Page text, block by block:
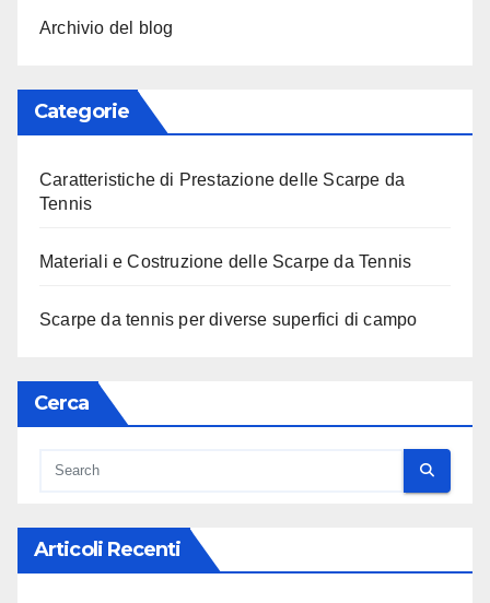
Archivio del blog
Categorie
Caratteristiche di Prestazione delle Scarpe da
Tennis
Materiali e Costruzione delle Scarpe da Tennis
Scarpe da tennis per diverse superfici di campo
Cerca
Articoli Recenti